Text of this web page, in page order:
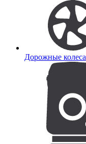
Дорожные колеса